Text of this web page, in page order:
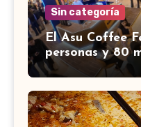
Sin categoría
El Asu Coffee
personas y 80